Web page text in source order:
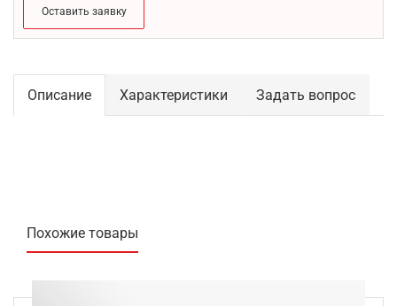
Оставить заявку
Описание Характеристики Задать вопрос
Похожие товары